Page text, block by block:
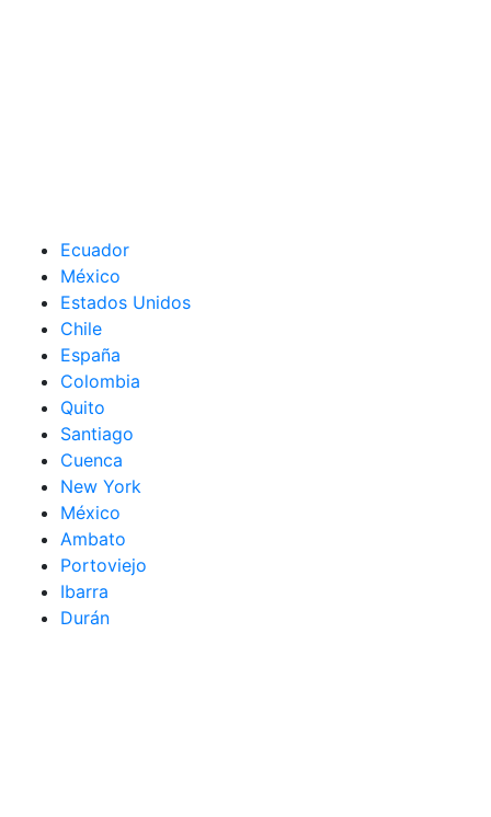
Ecuador
México
Estados Unidos
Chile
España
Colombia
Quito
Santiago
Cuenca
New York
México
Ambato
Portoviejo
Ibarra
Durán